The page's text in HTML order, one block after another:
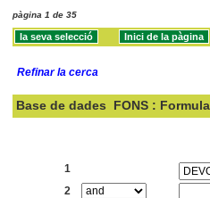
pàgina 1 de 35
Refinar la cerca
Base de dades FONS :
1
2